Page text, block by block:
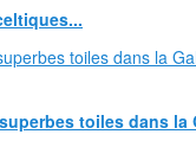
toiles dans la